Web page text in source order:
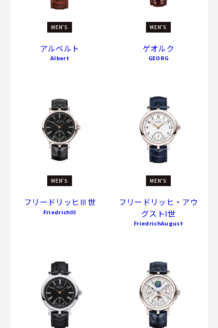
MEN'S
アルベルト
Albert
MEN'S
ゲオルク
GEORG
MEN'S
フリードリッヒⅢ世
FriedrichIII
MEN'S
フリードリッヒ・アウ
グストI世
FriedrichAugust